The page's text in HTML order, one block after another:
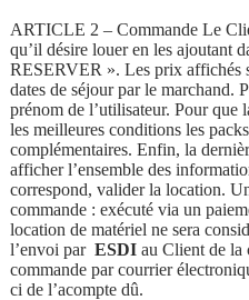
ARTICLE 2 – Commande Le
qu’il désire louer en les ajoutant
RESERVER ». Les prix affichés
dates de séjour par le marchand.
prénom de l’utilisateur. Pour que
les meilleures conditions les
complémentaires. Enfin, la
afficher l’ensemble des
correspond, valider la location.
commande : exécuté via un
location de matériel ne sera
l’envoi par ESDIau Client de la
commande par courrier
ci de l’acompte dû.